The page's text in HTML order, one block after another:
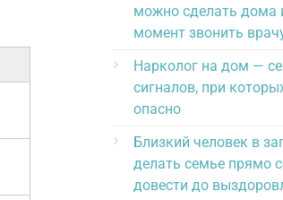
можно сделать дома
момент звонить
Нарколог на дом —
сигналов, при
опасно
Близкий человек в
делать семье прямо
довести до